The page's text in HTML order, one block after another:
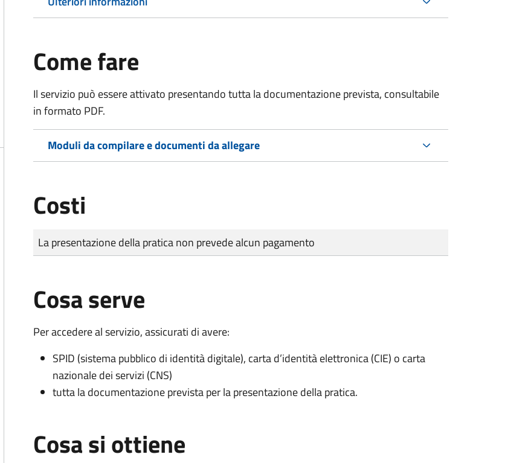
Come fare
Il servizio può essere attivato presentando tutta la documentazione prevista, consultabile
in formato PDF.
Moduli da compilare e documenti da allegare
Costi
Tipo di pagamento
Importo
La presentazione della pratica non prevede alcun pagamento
Cosa serve
Per accedere al servizio, assicurati di avere:
SPID (sistema pubblico di identità digitale), carta d’identità elettronica (CIE) o carta
nazionale dei servizi (CNS)
tutta la documentazione prevista per la presentazione della pratica.
Cosa si ottiene